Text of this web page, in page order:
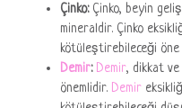
Çinko:Çinko, beyin
mineraldir. Çinko
kötüleştirebileceği
Demir: Demir, dikkat ve
önemlidir. Demir